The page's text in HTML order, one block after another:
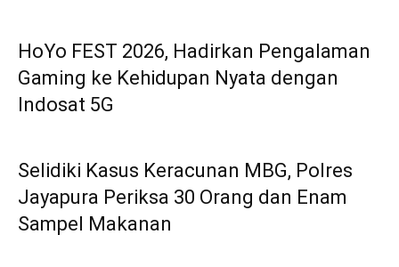
HoYo FEST 2026, Hadirkan Pengalaman
Gaming ke Kehidupan Nyata dengan
Indosat 5G
Selidiki Kasus Keracunan MBG, Polres
Jayapura Periksa 30 Orang dan Enam
Sampel Makanan